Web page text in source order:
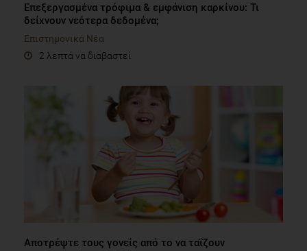
Επεξεργασμένα τρόφιμα & εμφάνιση καρκίνου: Τι
δείχνουν νεότερα δεδομένα;
Επιστημονικά Νέα
2 λεπτά να διαβαστεί
Αποτρέψτε τους γονείς από το να ταΐζουν